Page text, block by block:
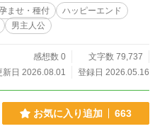
欲しいな……」 断る理由なんてな
に可愛くて、最高にエロいんだか
％ヤレる——。 そんな夢のような
でいく！
ませ・種付
ハッピーエンド
男主人公
感想数 0
文字数 79,737
新日 2026.08.01
登録日 2026.05.16
お気に入り追加 663